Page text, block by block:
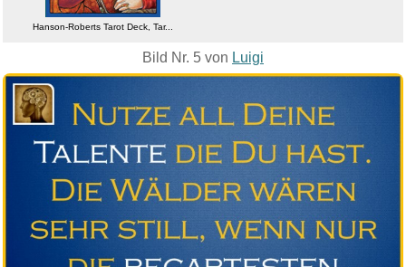
Hanson-Roberts Tarot Deck, Tar...
Bild Nr. 5 von Luigi